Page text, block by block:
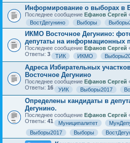
Информирование о выборах в
Последнее сообщение Ефанов Сергей
ВостДегунино
Выборы
ИКМО Восточное Дегунино:
депутаты на информационных
Последнее сообщение Ефанов Сергей
Ответы: 3 ТИК ИКМО
Адреса Избирательных
Восточное Дегунино
Последнее сообщение Ефанов Сергей
Ответы: 16 УИК Выборы2017
Определены кандидаты в
Дегунино.
Последнее сообщение Ефанов Сергей
Ответы: 41 Муниципалитет
Выборы2017
Выборы